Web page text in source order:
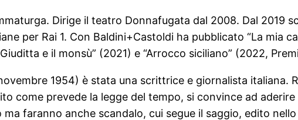
Dirige il teatro Donnafugata dal 2008. Dal 2019
per Rai 1. Con Baldini+Castoldi ha pubblicato “La mia
e il monsù” (2021) e “Arrocco siciliano” (2022,
1954) è stata una scrittrice e giornalista italiana.
come prevede la legge del tempo, si convince ad
faranno anche scandalo, cui segue il saggio, edito